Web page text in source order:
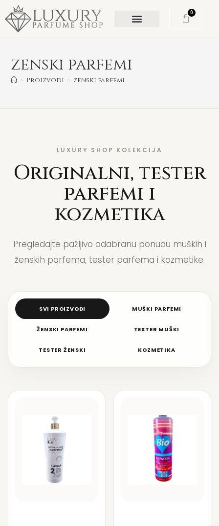
0
zenski parfemi
> Proizvodi > zenski parfemi
LUXURY SHOP KOLEKCIJA
Originalni, tester
parfemi i
kozmetika
Pregledajte pažljivo odabranu ponudu muških i
ženskih parfema, tester parfema i kozmetike.
SVI PROIZVODI MUŠKI PARFEMI
ŽENSKI PARFEMI TESTER MUŠKI
TESTER ŽENSKI KOZMETIKA